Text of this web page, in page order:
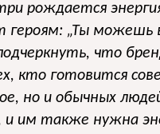
рождается
героям: „Ты можешь
что
кто готовится
но и обычных
им также нужна